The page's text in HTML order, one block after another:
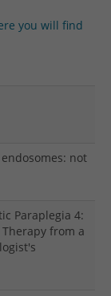
you will find
not
Paraplegia 4:
from a